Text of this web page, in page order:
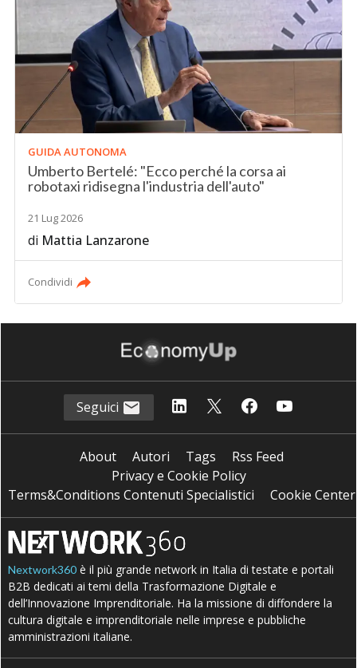
GUIDA AUTONOMA
Umberto Bertelé: "Ecco perché la corsa ai
robotaxi ridisegna l'industria dell'auto"
21 Lug 2026
di Mattia Lanzarone
Condividi
Seguici
About Autori Tags
Rss Feed
Privacy e Cookie Policy
Terms&Conditions Contenuti Specialistici
Cookie Center
Nextwork360 è il più grande network in Italia di testate e portali
B2B dedicati ai temi della Trasformazione Digitale e
dell’Innovazione Imprenditoriale. Ha la missione di diffondere la
cultura digitale e imprenditoriale nelle imprese e pubbliche
amministrazioni italiane.